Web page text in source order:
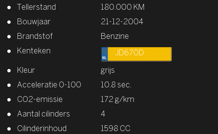
Tellerstand
180.000 KM
Bouwjaar
21-12-2004
Brandstof
Benzine
Kenteken
JD670D
Kleur
grijs
Acceleratie 0-100
10.8 sec.
CO2-emissie
172 g/km
Aantal cilinders
4
Cilinderinhoud
1598 CC